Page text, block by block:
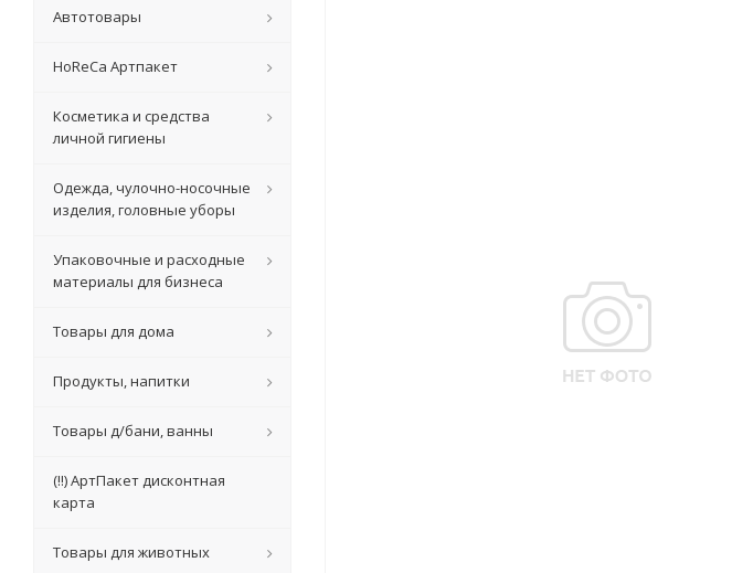
Автотовары
HoReCa Артпакет
Косметика и средства
личной гигиены
Одежда, чулочно-носочные
изделия, головные уборы
Упаковочные и расходные
материалы для бизнеса
Товары для дома
Продукты, напитки
Товары д/бани, ванны
(!!) АртПакет дисконтная
карта
Товары для животных